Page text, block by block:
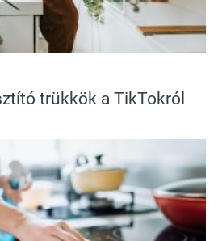
trükkök a TikTokról